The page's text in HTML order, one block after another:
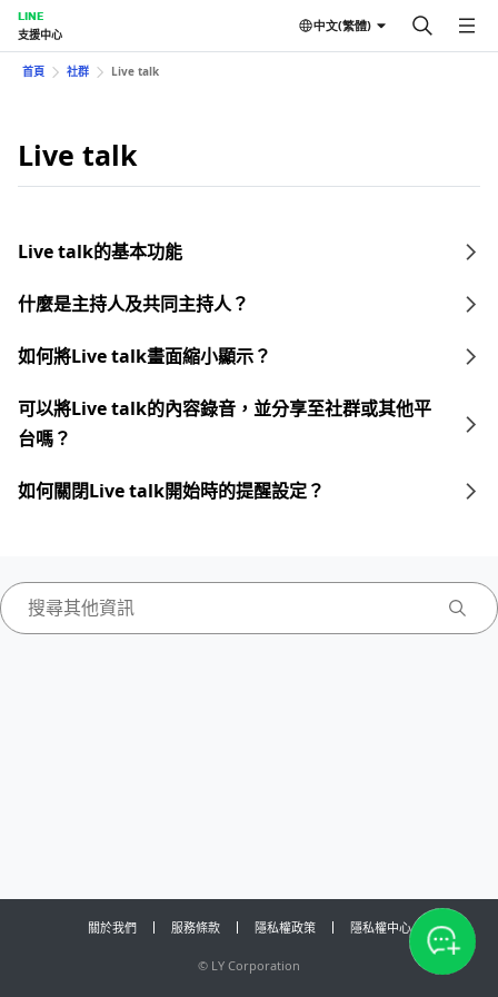
LINE
支援中心
中文(繁體)
首頁 社群 Live talk
Live talk
Live talk的基本功能
什麼是主持人及共同主持人？
如何將Live talk畫面縮小顯示？
可以將Live talk的內容錄音，並分享至社群或其他平
台嗎？
如何關閉Live talk開始時的提醒設定？
關於我們 服務條款 隱私權政策 隱私權中心
© LY Corporation